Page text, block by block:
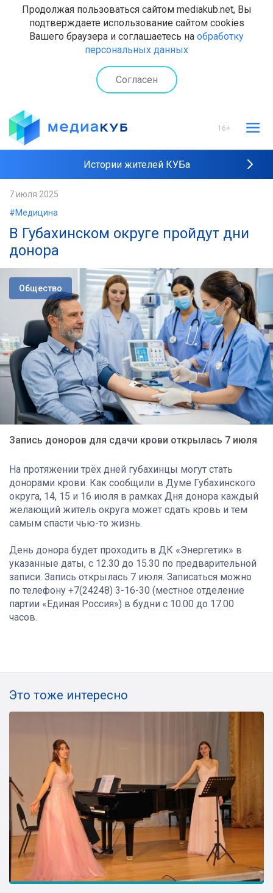
Продолжая пользоваться сайтом mediakub.net, Вы
подтверждаете использование сайтом cookies
Вашего браузера и соглашаетесь на обработку
персональных данных
Согласен
16+
Истории жителей КУБа
7 июля 2025
#Медицина
В Губахинском округе пройдут дни
донора
Общество
Запись доноров для сдачи крови открылась 7 июля
На протяжении трёх дней губахинцы могут стать
донорами крови. Как сообщили в Думе Губахинского
округа, 14, 15 и 16 июля в рамках Дня донора каждый
желающий житель округа может сдать кровь и тем
самым спасти чью-то жизнь.
День донора будет проходить в ДК «Энергетик» в
указанные даты, с 12.30 до 15.30 по предварительной
записи. Запись открылась 7 июля. Записаться можно
по телефону +7(24248) 3-16-30 (местное отделение
партии «Единая Россия») в будни с 10.00 до 17.00
часов.
Это тоже интересно